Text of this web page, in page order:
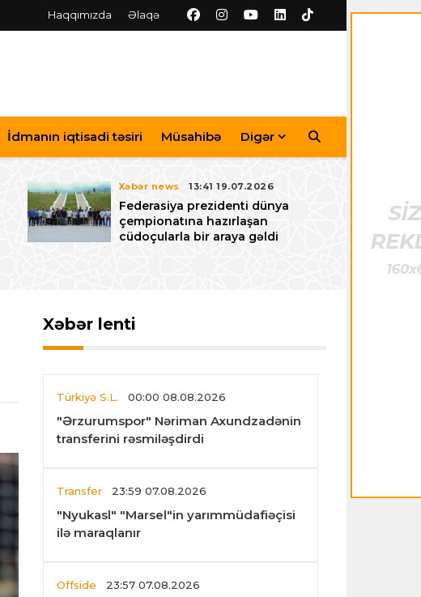
Haqqımızda Əlaqə
İdmanın iqtisadi təsiri Müsahibə Digər
Xəbər news 13:41 19.07.2026
Federasiya prezidenti dünya
çempionatına hazırlaşan
cüdoçularla bir araya gəldi
Xəbər lenti
Türkiyə S.L. 00:00 08.08.2026
"Ərzurumspor" Nəriman Axundzadənin
transferini rəsmiləşdirdi
Transfer 23:59 07.08.2026
"Nyukasl" "Marsel"in yarımmüdafiəçisi
ilə maraqlanır
Offside 23:57 07.08.2026